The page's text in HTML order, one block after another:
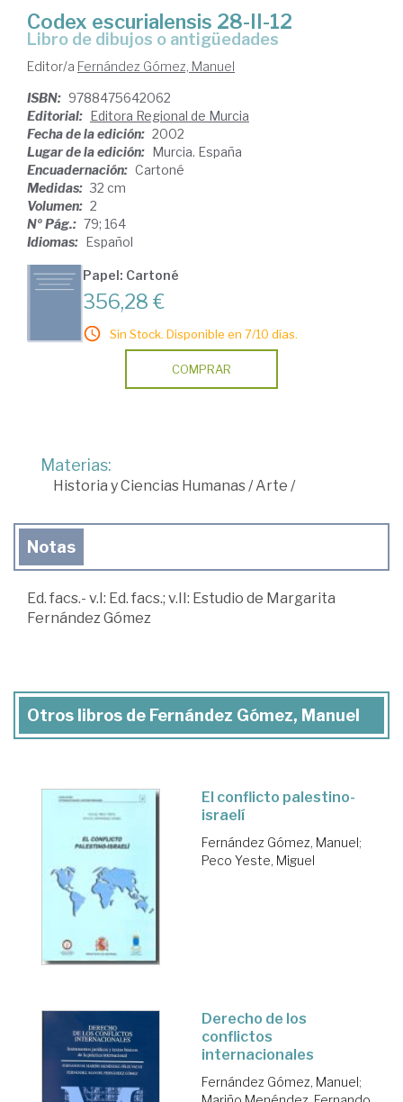
Codex escurialensis 28-II-12
Libro de dibujos o antigüedades
Editor/a Fernández Gómez, Manuel
ISBN: 9788475642062
Editorial: Editora Regional de Murcia
Fecha de la edición: 2002
Lugar de la edición: Murcia. España
Encuadernación: Cartoné
Medidas: 32 cm
Volumen: 2
Nº Pág.: 79; 164
Idiomas: Español
Papel: Cartoné
356,28 €
Sin Stock. Disponible en 7/10 días.
COMPRAR
Materias:
Historia y Ciencias Humanas/Arte /
Notas
Ed. facs.- v.I: Ed. facs.; v.II: Estudio de Margarita
Fernández Gómez
Otros libros de Fernández Gómez, Manuel
El conflicto palestino-
israelí
Fernández Gómez, Manuel;
Peco Yeste, Miguel
Derecho de los
conflictos
internacionales
Fernández Gómez, Manuel;